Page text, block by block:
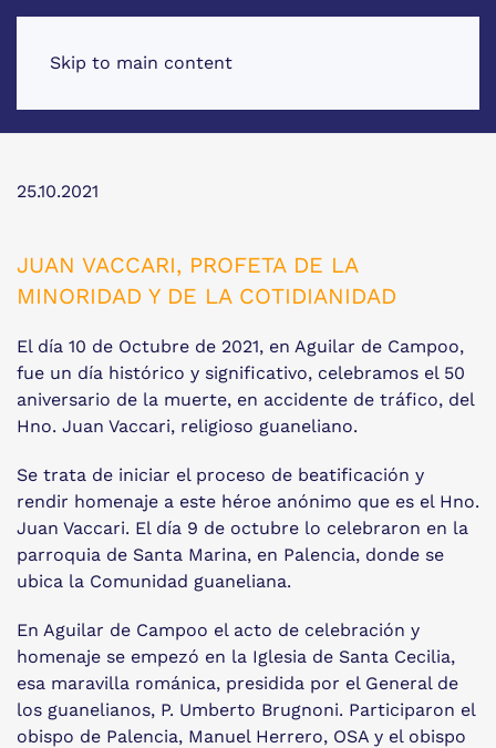
Skip to main content
25.10.2021
JUAN VACCARI, PROFETA DE LA
MINORIDAD Y DE LA COTIDIANIDAD
El día 10 de Octubre de 2021, en Aguilar de Campoo,
fue un día histórico y significativo, celebramos el 50
aniversario de la muerte, en accidente de tráfico, del
Hno. Juan Vaccari, religioso guaneliano.
Se trata de iniciar el proceso de beatificación y
rendir homenaje a este héroe anónimo que es el Hno.
Juan Vaccari. El día 9 de octubre lo celebraron en la
parroquia de Santa Marina, en Palencia, donde se
ubica la Comunidad guaneliana.
En Aguilar de Campoo el acto de celebración y
homenaje se empezó en la Iglesia de Santa Cecilia,
esa maravilla románica, presidida por el General de
los guanelianos, P. Umberto Brugnoni. Participaron el
obispo de Palencia, Manuel Herrero, OSA y el obispo